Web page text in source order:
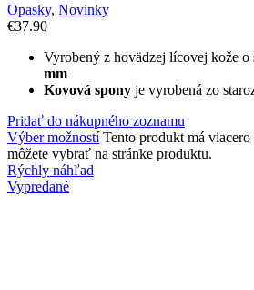
Opasky, Novinky
€37.90
Vyrobený z hovädzej lícovej kože o
mm
Kovová spony je vyrobená zo
Pridať do nákupného zoznamu
Výber možností Tento produkt má
môžete vybrať na stránke produktu.
Rýchly náhľad
Vypredané